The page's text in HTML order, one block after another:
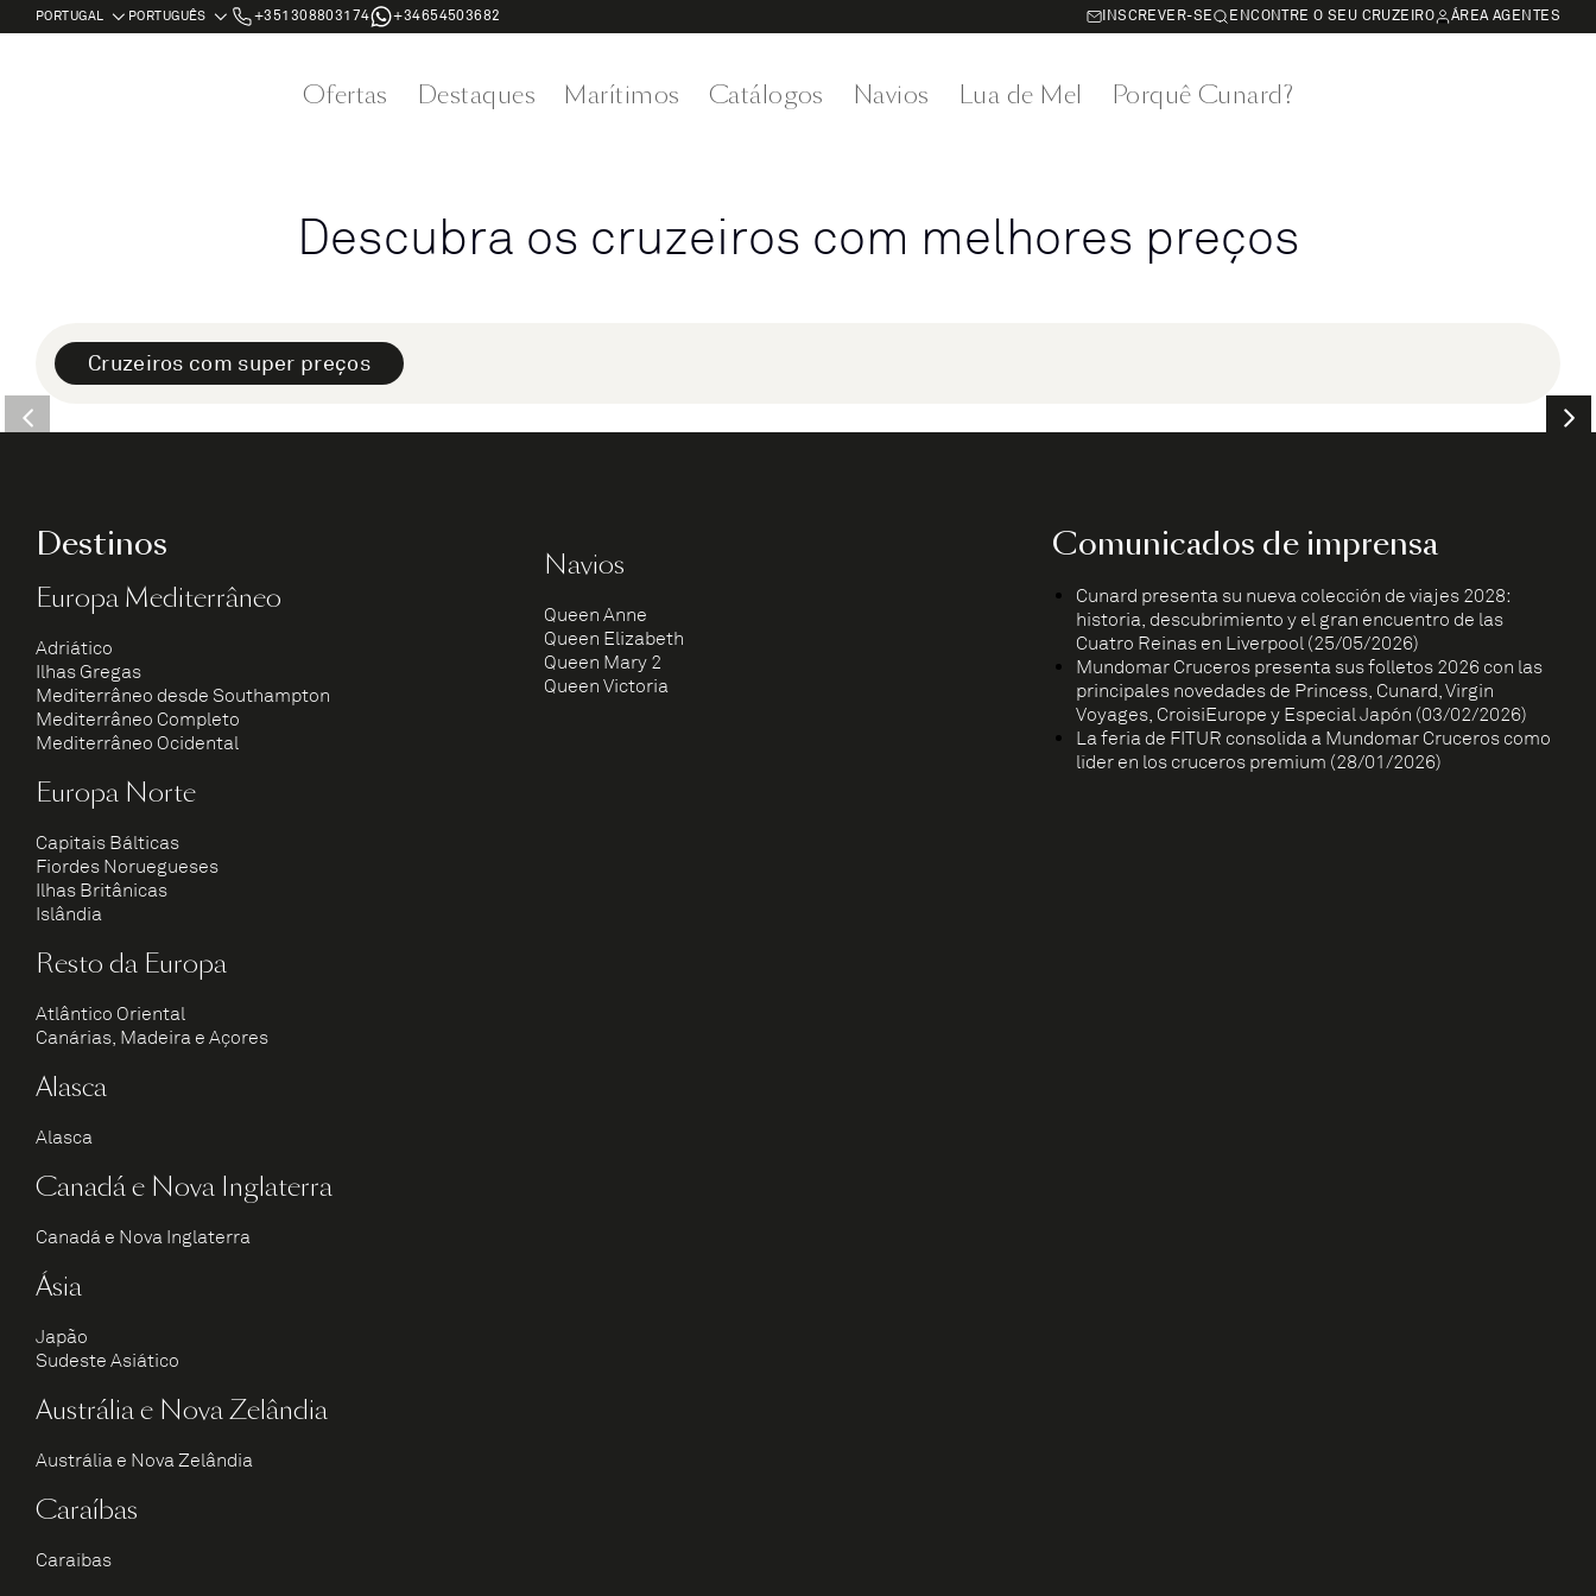
+351308803174 +34654503682 INSCREVER-SE ENCONTRE O SEU CRUZEIRO ÁREA AGENTES
Ofertas Destaques Marítimos Catálogos Navios Lua de Mel Porquê Cunard?
Descubra os cruzeiros com melhores preços
Cruzeiros com super preços
Destinos
Europa Mediterrâneo
Adriático
Ilhas Gregas
Mediterrâneo desde Southampton
Mediterrâneo Completo
Mediterrâneo Ocidental
Europa Norte
Capitais Bálticas
Fiordes Noruegueses
Ilhas Britânicas
Islândia
Resto da Europa
Atlântico Oriental
Canárias, Madeira e Açores
Alasca
Alasca
Canadá e Nova Inglaterra
Canadá e Nova Inglaterra
Ásia
Japão
Sudeste Asiático
Austrália e Nova Zelândia
Austrália e Nova Zelândia
Caraíbas
Caraíbas
Navios
Queen Anne
Queen Elizabeth
Queen Mary 2
Queen Victoria
Comunicados de imprensa
Cunard presenta su nueva colección de viajes 2028:
historia, descubrimiento y el gran encuentro de las
Cuatro Reinas en Liverpool (25/05/2026)
Mundomar Cruceros presenta sus folletos 2026 con las
principales novedades de Princess, Cunard, Virgin
Voyages, CroisiEurope y Especial Japón (03/02/2026)
La feria de FITUR consolida a Mundomar Cruceros como
líder en los cruceros premium (28/01/2026)